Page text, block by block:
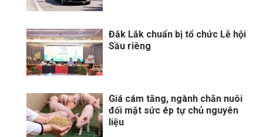
Đắk Lắk chuẩn bị tổ chức Lễ hội
Sầu riêng
Giá cám tăng, ngành chăn nuôi
đối mặt sức ép tự chủ nguyên
liệu